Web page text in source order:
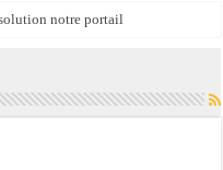
notre portail